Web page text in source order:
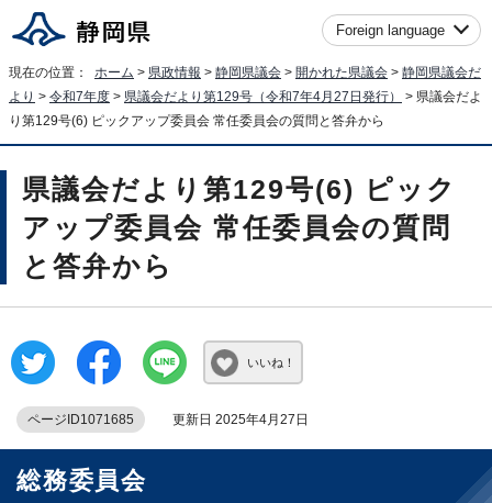
Foreign language
現在の位置： ホーム > 県政情報 > 静岡県議会 > 開かれた県議会 > 静岡県議会だ
より > 令和7年度 > 県議会だより第129号（令和7年4月27日発行）
> 県議会だよ
り第129号(6) ピックアップ委員会 常任委員会の質問と答弁から
県議会だより第129号(6) ピック
アップ委員会 常任委員会の質問
と答弁から
いいね！
ページID1071685 更新日 2025年4月27日
総務委員会